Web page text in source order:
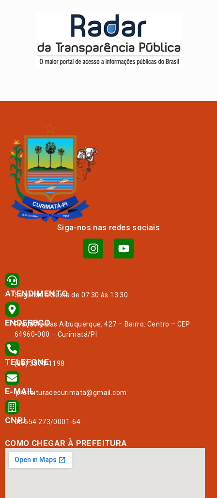
Siga-nos nas redes sociais
ATENDIMENTO
Segunda à Sexta de 07:30 às 13:30
ENDEREÇO
Praça Abdias Albuquerque, 427 – Bairro: Centro – CEP:
64960-000 – Curimatá/PI
TELEFONE
(89) 3574-1198
E-MAIL
prefeituradecurimata@gmail.com
CNPJ
06.554.273/0001-64
COMO CHEGAR À PREFEITURA